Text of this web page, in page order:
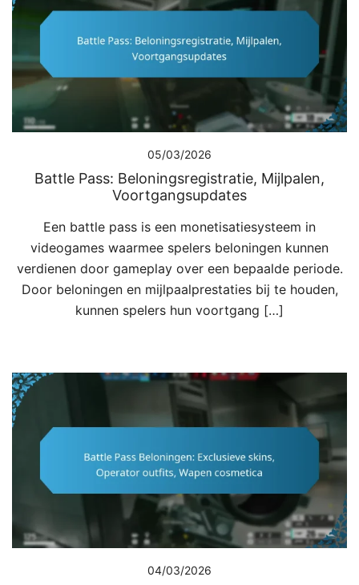
05/03/2026
Battle Pass: Beloningsregistratie, Mijlpalen,
Voortgangsupdates
Een battle pass is een monetisatiesysteem in
videogames waarmee spelers beloningen kunnen
verdienen door gameplay over een bepaalde periode.
Door beloningen en mijlpaalprestaties bij te houden,
kunnen spelers hun voortgang […]
04/03/2026